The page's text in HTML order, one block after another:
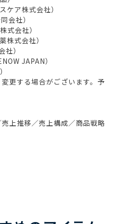
ケア株式会社）
会社）
式会社）
株式会社）
）
JAPAN）
更する場合がございます。予
上推移／売上構成／商品戦略